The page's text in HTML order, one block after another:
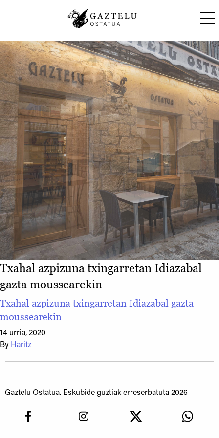
Txahal azpizuna txingarretan Idiazabal
gazta moussearekin
Txahal azpizuna txingarretan Idiazabal gazta
moussearekin
14 urria, 2020
By Haritz
Gaztelu Ostatua. Eskubide guztiak erreserbatuta 2026